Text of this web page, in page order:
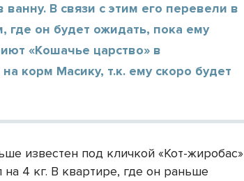
В связи с этим его перевели в
где он будет ожидать, пока ему
«Кошачье царство» в
корм Масику, т.к. ему скоро будет
известен под кличкой «Кот-жиробас»
4 кг. В квартире, где он раньше